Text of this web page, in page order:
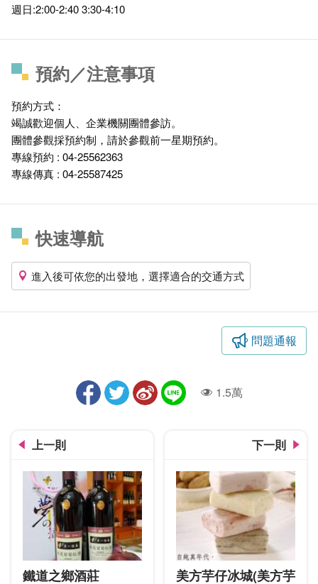
週日:2:00-2:40 3:30-4:10
預約／注意事項
預約方式：
竭誠歡迎個人、企業機關團體參訪。
團體參觀採預約制，請於參觀前一星期預約。
專線預約 : 04-25562363
專線傳真 : 04-25587425
快速導航
進入後可依您的出發地，選擇適合的交通方式
問題通報
人氣1.5萬
上一則
鐵道之鄉酒莊
下一則
美方芋仔冰城(美方芋